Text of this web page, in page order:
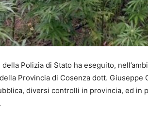
della Polizia di Stato ha eseguito,
Provincia di Cosenza dott.
diversi controlli in provincia, ed in